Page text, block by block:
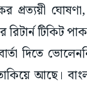
প্রত্যয়ী
টিকিট
দিতে
আছে।